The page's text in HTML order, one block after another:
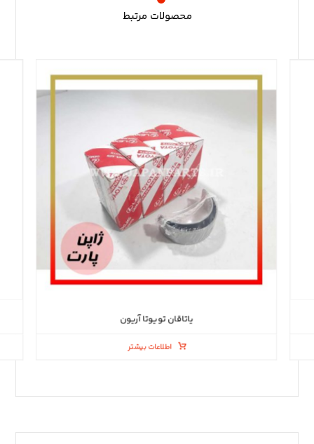
محصولات مرتبط
یاتاقان تویوتا آریون
اطلاعات بیشتر